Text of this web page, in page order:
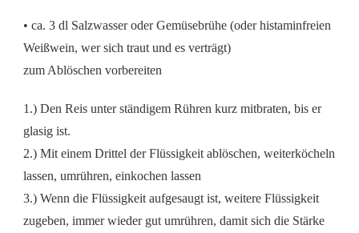
• ca. 3 dl Salzwasser oder Gemüsebrühe (oder histaminfreien
Weißwein, wer sich traut und es verträgt)
zum Ablöschen vorbereiten
1.) Den Reis unter ständigem Rühren kurz mitbraten, bis er
glasig ist.
2.) Mit einem Drittel der Flüssigkeit ablöschen, weiterköcheln
lassen, umrühren, einkochen lassen
3.) Wenn die Flüssigkeit aufgesaugt ist, weitere Flüssigkeit
zugeben, immer wieder gut umrühren, damit sich die Stärke